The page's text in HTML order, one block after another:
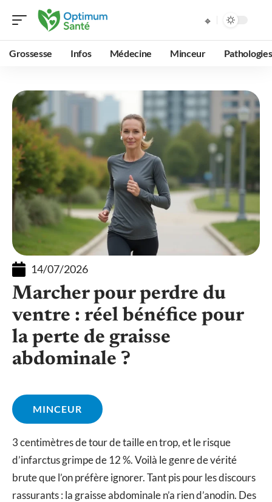
Grossesse Infos Médecine Minceur Pathologies
14/07/2026
Marcher pour perdre du
ventre : réel bénéfice pour
la perte de graisse
abdominale ?
MINCEUR
3 centimètres de tour de taille en trop, et le risque
d’infarctus grimpe de 12 %. Voilà le genre de vérité
brute que l’on préfère ignorer. Tant pis pour les discours
rassurants : la graisse abdominale n’a rien d’anodin. Des